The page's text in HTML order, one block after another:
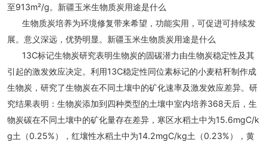
至913m²/g。新疆玉米生物质炭用途是什么
生物质炭培养为环境修复带来希望，功能实用，可促进可持续发
展。意义深远，优势明显。新疆玉米生物质炭用途是什么
13C标记生物炭研究表明生物炭的固碳潜力由生物炭稳定性及其
引起的激发效应决定。利用13C稳定性同位素标记的小麦秸秆制作成
生物炭，研究了生物炭在不同土壤中的矿化速率及激发效应差异。研
究结果表明：生物炭添加到四种类型的土壤中室内培养368天后，生
物炭碳在不同土壤中的矿化量存在差异，寒区水稻土中为15.6mgC/k
g土（0.25%），红壤性水稻土中为14.2mgC/kg土（0.23%），黄